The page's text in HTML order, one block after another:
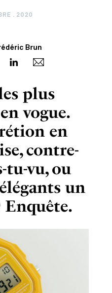
. 2020
Brun
plus
vogue.
en
contre-
tu-vu, ou
un
Enquête.